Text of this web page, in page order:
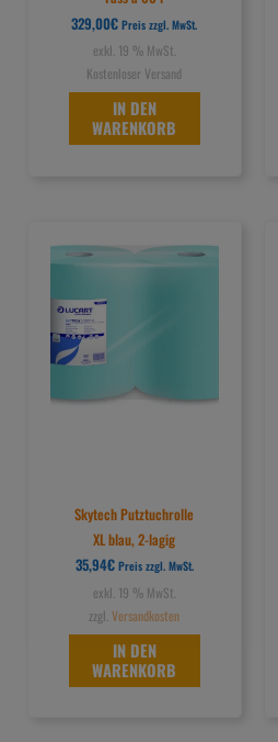
329,00€ Preis zzgl. MwSt.
exkl. 19 % MwSt.
Kostenloser Versand
IN DEN
WARENKORB
Skytech Putztuchrolle
XL blau, 2-lagig
35,94€ Preis zzgl. MwSt.
exkl. 19 % MwSt.
zzgl.Versandkosten
IN DEN
WARENKORB